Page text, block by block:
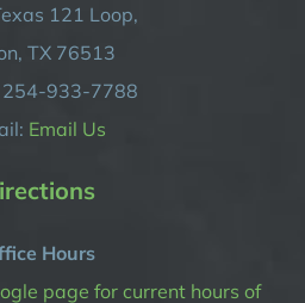
121 Loop,
TX 76513
254-933-7788
Email Us
Hours
page for current hours of